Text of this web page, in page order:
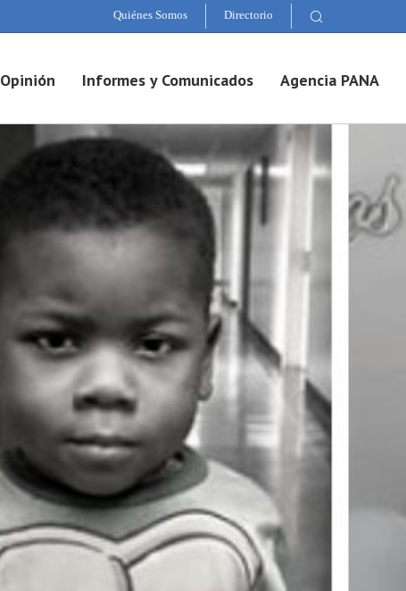
Quiénes Somos Directorio
Opinión Informes y Comunicados Agencia PANA